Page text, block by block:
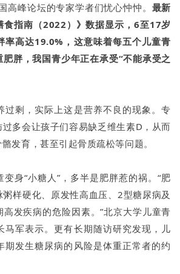
高峰论坛的专家学者们忧心忡忡。 最新
食指南（2022）》数据显示，6至17岁
率高达19.0%，这意味着每五个儿童青
胖，我国青少年正在承受“不能承受之
过剩，实际上这是营养不良的现象。专
多会让孩子们容易缺乏维生素D，从而
发育，甚至引起骨质疏松等问题。
身“小糖人”，多半是肥胖惹的祸。“肥
样硬化、原发性高血压、2型糖尿病及
发疾病的危险因素。”北京大学儿童青
马军表示。更有长期随访研究发现，儿
期发生糖尿病的风险是体重正常者的约